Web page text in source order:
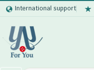
International support
Kvinder